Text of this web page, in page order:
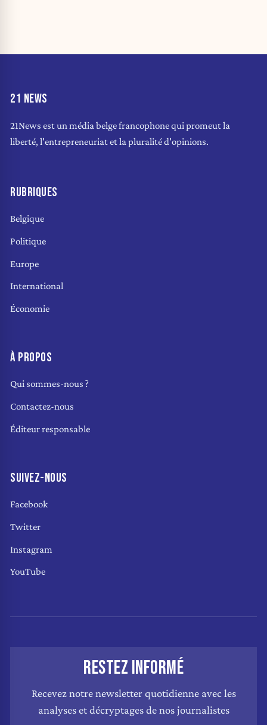
21 NEWS
21News est un média belge francophone qui promeut la
liberté, l'entrepreneuriat et la pluralité d'opinions.
RUBRIQUES
Belgique
Politique
Europe
International
Économie
À PROPOS
Qui sommes-nous ?
Contactez-nous
Éditeur responsable
SUIVEZ-NOUS
Facebook
Twitter
Instagram
YouTube
RESTEZ INFORMÉ
Recevez notre newsletter quotidienne avec les
analyses et décryptages de nos journalistes